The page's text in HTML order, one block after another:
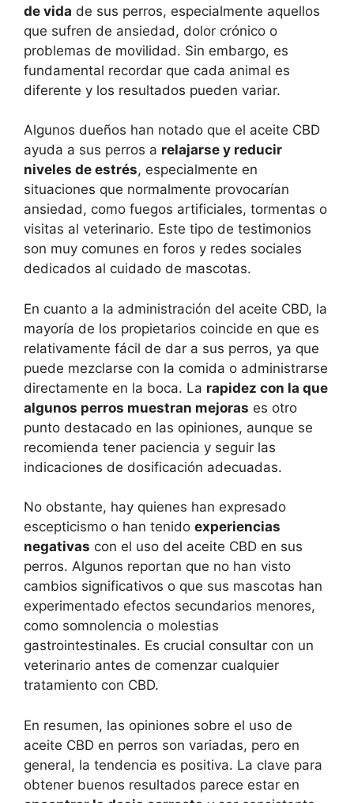
de vida de sus perros, especialmente aquellos
que sufren de ansiedad, dolor crónico o
problemas de movilidad. Sin embargo, es
fundamental recordar que cada animal es
diferente y los resultados pueden variar.
Algunos dueños han notado que el aceite CBD
ayuda a sus perros a relajarse y reducir
niveles de estrés, especialmente en
situaciones que normalmente provocarían
ansiedad, como fuegos artificiales, tormentas o
visitas al veterinario. Este tipo de testimonios
son muy comunes en foros y redes sociales
dedicados al cuidado de mascotas.
En cuanto a la administración del aceite CBD, la
mayoría de los propietarios coincide en que es
relativamente fácil de dar a sus perros, ya que
puede mezclarse con la comida o administrarse
directamente en la boca. La rapidez con la que
algunos perros muestran mejoras es otro
punto destacado en las opiniones, aunque se
recomienda tener paciencia y seguir las
indicaciones de dosificación adecuadas.
No obstante, hay quienes han expresado
escepticismo o han tenido experiencias
negativas con el uso del aceite CBD en sus
perros. Algunos reportan que no han visto
cambios significativos o que sus mascotas han
experimentado efectos secundarios menores,
como somnolencia o molestias
gastrointestinales. Es crucial consultar con un
veterinario antes de comenzar cualquier
tratamiento con CBD.
En resumen, las opiniones sobre el uso de
aceite CBD en perros son variadas, pero en
general, la tendencia es positiva. La clave para
obtener buenos resultados parece estar en